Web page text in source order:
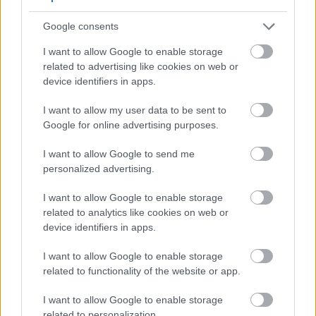
Google consents
I want to allow Google to enable storage
related to advertising like cookies on web or
device identifiers in apps.
I want to allow my user data to be sent to
Google for online advertising purposes.
I want to allow Google to send me
personalized advertising.
I want to allow Google to enable storage
related to analytics like cookies on web or
device identifiers in apps.
I want to allow Google to enable storage
related to functionality of the website or app.
I want to allow Google to enable storage
Η δημοσιοποίηση της
σχέσης και ο πρώτος
βιασμός
Όταν η Wood και ο Manson δημοσιοποίησαν τη
σχέση τους το 2007, τα μέσα έστρεψαν όλη την